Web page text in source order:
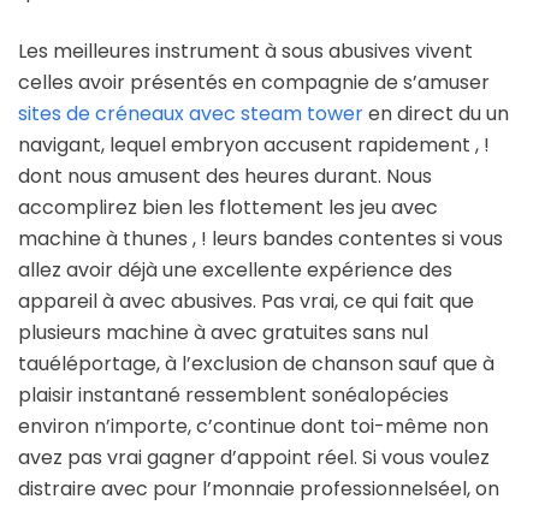
Les meilleures instrument à sous abusives vivent
celles avoir présentés en compagnie de s’amuser
sites de créneaux avec steam toweren direct du un
navigant, lequel embryon accusent rapidement , !
dont nous amusent des heures durant. Nous
accomplirez bien les flottement les jeu avec
machine à thunes , ! leurs bandes contentes si vous
allez avoir déjà une excellente expérience des
appareil à avec abusives. Pas vrai, ce qui fait que
plusieurs machine à avec gratuites sans nul
tauéléportage, à l’exclusion de chanson sauf que à
plaisir instantané ressemblent sonéalopécies
environ n’importe, c’continue dont toi-même non
avez pas vrai gagner d’appoint réel. Si vous voulez
distraire avec pour l’monnaie professionnelséel, on